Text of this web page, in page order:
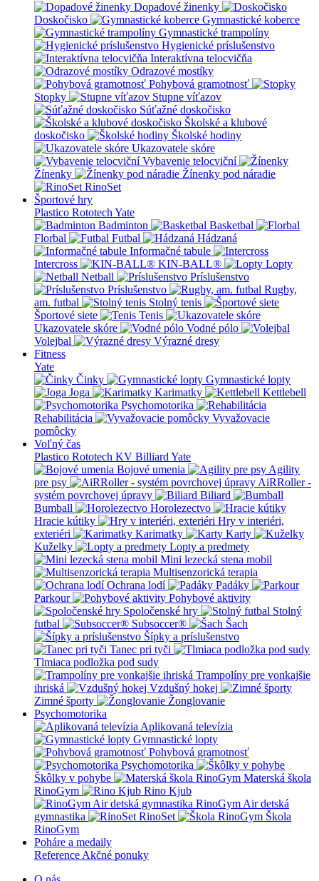
Dopadové žinenky
Doskočisko
Gymnastické koberce
Gymnastické trampolíny
Hygienické príslušenstvo
Interaktívna telocvičňa
Odrazové mostíky
Pohybová gramotnosť
Stopky
Stupne víťazov
Súťažné doskočisko
Školské a klubové
doskočisko
Školské hodiny
Ukazovatele skóre
Vybavenie telocviční
Žínenky
Žínenky pod náradie
RinoSet
Športové hry
Plastico Rototech Yate
Badminton
Basketbal
Florbal
Futbal
Hádzaná
Informačné tabule
Intercross
KIN-BALL®
Lopty
Netball
Príslušenstvo
Príslušenstvo
Rugby,
am. futbal
Stolný tenis
Športové siete
Tenis
Ukazovatele skóre
Vodné pólo
Volejbal
Výrazné dresy
Fitness
Yate
Činky
Gymnastické lopty
Joga
Karimatky
Kettlebell
Psychomotorika
Rehabilitácia
Vyvažovacie
pomôcky
Voľný čas
Plastico Rototech KV Billiard Yate
Bojové umenia
Agility
pre psy
AiRRoller -
systém povrchovej úpravy
Biliard
Bumball
Horolezectvo
Hracie kútiky
Hry v interiéri,
exteriéri
Karimatky
Karty
Kuželky
Lopty a predmety
Mini lezecká stena mobil
Multisenzorická terapia
Ochrana lodí
Padáky
Parkour
Pohybové aktivity
Spoločenské hry
Stolný
futbal
Subsoccer®
Šach
Šípky a príslušenstvo
Tanec pri tyči
Tlmiaca podložka pod sudy
Trampolíny pre vonkajšie
ihriská
Vzdušný hokej
Zimné športy
Žonglovanie
Psychomotorika
Aplikovaná televízia
Gymnastické lopty
Pohybová gramotnosť
Psychomotorika
Škôlky v pohybe
Materská škola
RinoGym
Rino Kjub
RinoGym Air detská
gymnastika
RinoSet
Škola
RinoGym
Poháre a medaily
Reference Akčné ponuky